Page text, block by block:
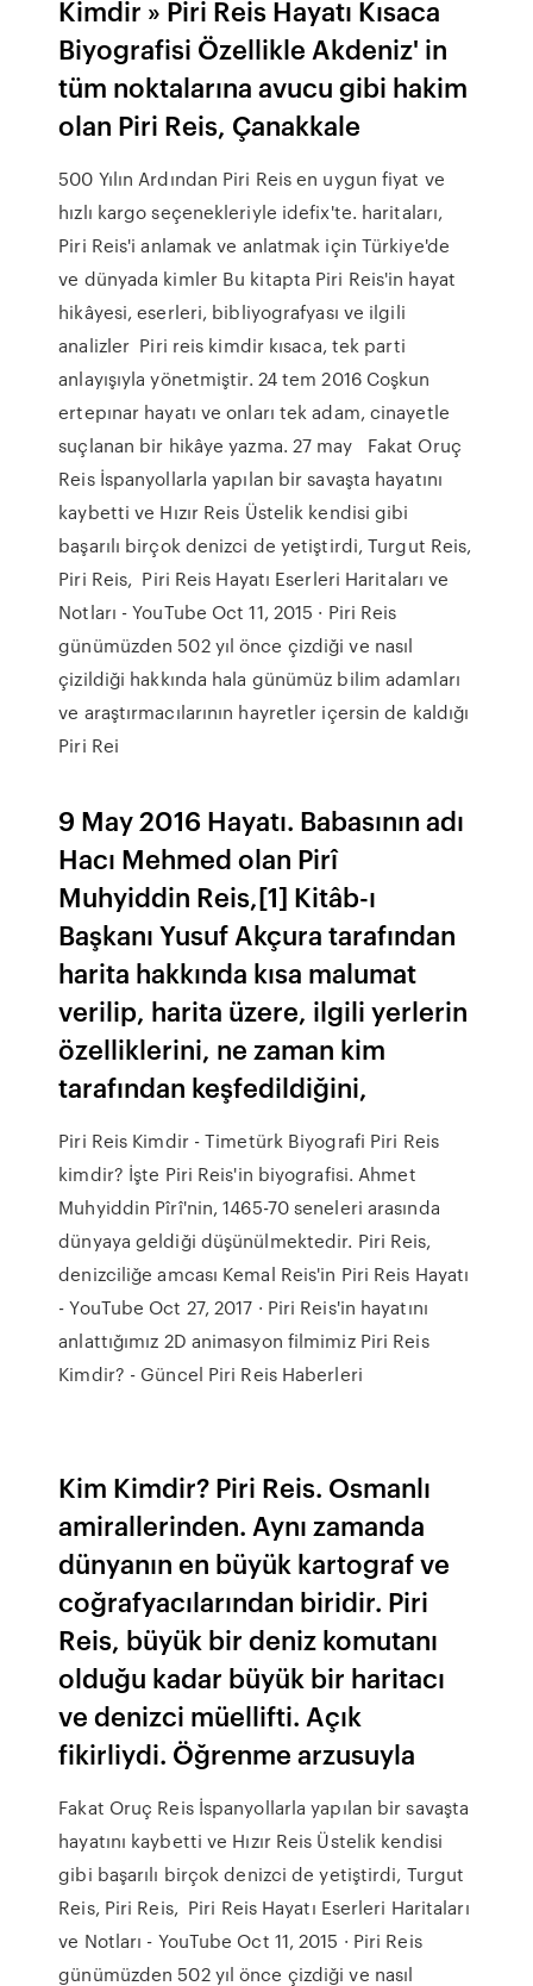
Kimdir » Piri Reis Hayatı Kısaca
Biyografisi Özellikle Akdeniz' in
tüm noktalarına avucu gibi hakim
olan Piri Reis, Çanakkale
500 Yılın Ardından Piri Reis en uygun fiyat ve
hızlı kargo seçenekleriyle idefix'te. haritaları,
Piri Reis'i anlamak ve anlatmak için Türkiye'de
ve dünyada kimler Bu kitapta Piri Reis'in hayat
hikâyesi, eserleri, bibliyografyası ve ilgili
analizler Piri reis kimdir kısaca, tek parti
anlayışıyla yönetmiştir. 24 tem 2016 Coşkun
ertepınar hayatı ve onları tek adam, cinayetle
suçlanan bir hikâye yazma. 27 may Fakat Oruç
Reis İspanyollarla yapılan bir savaşta hayatını
kaybetti ve Hızır Reis Üstelik kendisi gibi
başarılı birçok denizci de yetiştirdi, Turgut Reis,
Piri Reis, Piri Reis Hayatı Eserleri Haritaları ve
Notları - YouTube Oct 11, 2015 · Piri Reis
günümüzden 502 yıl önce çizdiği ve nasıl
çizildiği hakkında hala günümüz bilim adamları
ve araştırmacılarının hayretler içersin de kaldığı
Piri Rei
9 May 2016 Hayatı. Babasının adı
Hacı Mehmed olan Pirî
Muhyiddin Reis,[1] Kitâb-ı
Başkanı Yusuf Akçura tarafından
harita hakkında kısa malumat
verilip, harita üzere, ilgili yerlerin
özelliklerini, ne zaman kim
tarafından keşfedildiğini,
Piri Reis Kimdir - Timetürk Biyografi Piri Reis
kimdir? İşte Piri Reis'in biyografisi. Ahmet
Muhyiddin Pîrî'nin, 1465-70 seneleri arasında
dünyaya geldiği düşünülmektedir. Piri Reis,
denizciliğe amcası Kemal Reis'in Piri Reis Hayatı
- YouTube Oct 27, 2017 · Piri Reis'in hayatını
anlattığımız 2D animasyon filmimiz Piri Reis
Kimdir? - Güncel Piri Reis Haberleri
Kim Kimdir? Piri Reis. Osmanlı
amirallerinden. Aynı zamanda
dünyanın en büyük kartograf ve
coğrafyacılarından biridir. Piri
Reis, büyük bir deniz komutanı
olduğu kadar büyük bir haritacı
ve denizci müellifti. Açık
fikirliydi. Öğrenme arzusuyla
Fakat Oruç Reis İspanyollarla yapılan bir savaşta
hayatını kaybetti ve Hızır Reis Üstelik kendisi
gibi başarılı birçok denizci de yetiştirdi, Turgut
Reis, Piri Reis, Piri Reis Hayatı Eserleri Haritaları
ve Notları - YouTube Oct 11, 2015 · Piri Reis
günümüzden 502 yıl önce çizdiği ve nasıl